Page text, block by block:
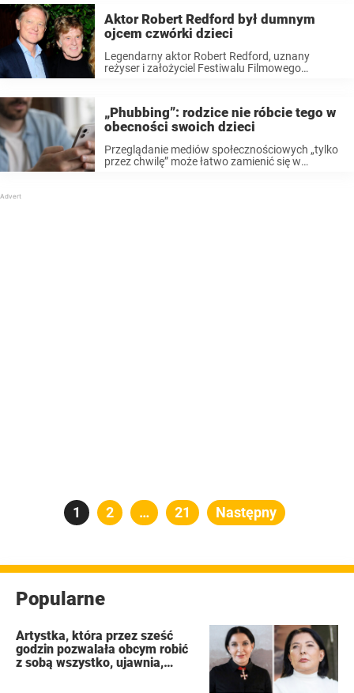
machają ...
Aktor Robert Redford był dumnym
ojcem czwórki dzieci
Legendarny aktor Robert Redford, uznany
reżyser i założyciel Festiwalu Filmowego
tragedią. Zdobywca Oscara zmarł ...
„Phubbing”: rodzice nie róbcie tego w
obecności swoich dzieci
Przeglądanie mediów społecznościowych „tylko
przez chwilę” może łatwo zamienić się w
Stronicowanie
Strona
1 Strona
2 … Strona
21 Następny
Popularne
Artystka, która przez sześć
godzin pozwalała obcym robić
z sobą wszystko, ujawnia,